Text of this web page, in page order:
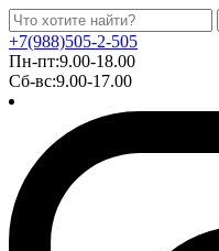
+7(988)505-2-505
Пн-пт:9.00-18.00
Сб-вс:9.00-17.00